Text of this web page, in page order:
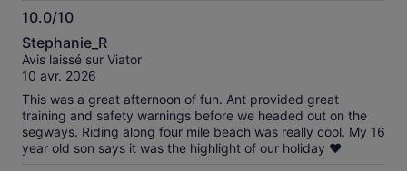
tour itself was a highlight: gliding along beautiful beaches
history. Anthony picked perfect photo spots and ensured we
all had a brilliant time. I highly recommend this tour — and if
you go, ask for Anthony. He’s the best! An unforgettable
experience. ⭐⭐⭐⭐⭐
10.0/10
10.0
sur
10
Stephanie_R
Avis laissé sur Viator
10 avr. 2026
This was a great afternoon of fun. Ant provided great
training and safety warnings before we headed out on the
segways. Riding along four mile beach was really cool. My 16
year old son says it was the highlight of our holiday ❤️